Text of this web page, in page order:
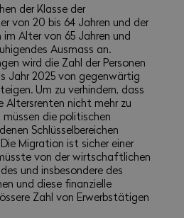
der Klasse der
von 20 bis 64 Jahren und der
im Alter von 65 Jahren und
Ausmass an.
wird die Zahl der Personen
Jahr 2025 von gegenwärtig
Um zu verhindern, dass
Altersrenten nicht mehr zu
die politischen
Schlüsselbereichen
Migration ist sicher einer
von der wirtschaftlichen
und insbesondere des
und diese finanzielle
Zahl von Erwerbstätigen